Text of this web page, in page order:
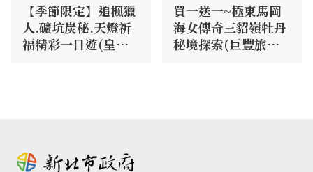
【季節限定】追楓獵
人.礦坑炭秘.天燈祈
福精彩一日遊(皇朝
買一送一~極東馬岡
海女傳奇三貂嶺牡丹
秘境探索(巨豐旅行